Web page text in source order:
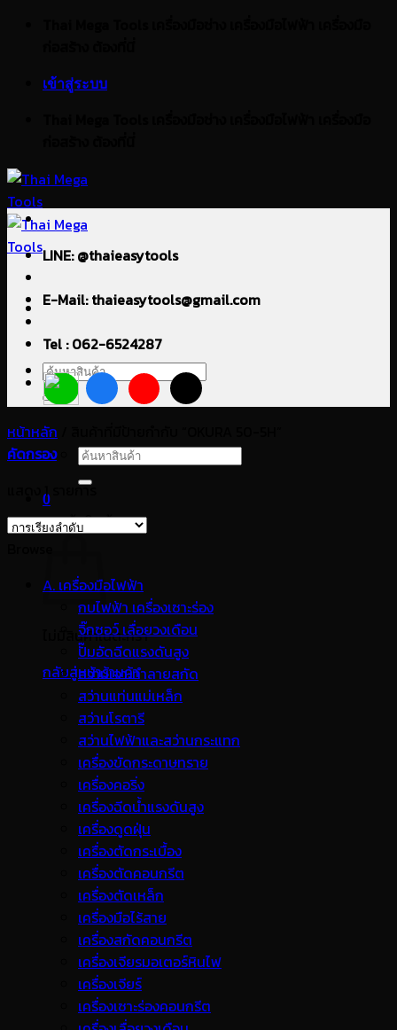
เข้าสู่ระบบ
ค้นหา:
ค้นหา:
0
ตะกร้าสินค้า
ไม่มีสินค้าในตะกร้า
กลับสู่หน้าร้านค้า
LINE: @thaieasytools
E-Mail: thaieasytools@gmail.com
Tel : 062-6524287
หน้าหลัก
คัดกรอง
แสดง 1 รายการ
A. เครื่องมือไฟฟ้า
กบไฟฟ้า เครื่องเซาะร่อง
จิ๊กซอว์ เลื่อยวงเดือน
ปั๊มอัดฉีดแรงดันสูง
สว่านเจาะทำลายสกัด
สว่านแท่นแม่เหล็ก
สว่านโรตารี
สว่านไฟฟ้าและสว่านกระแทก
เครื่องขัดกระดาษทราย
เครื่องคอริ่ง
เครื่องฉีดน้ำแรงดันสูง
เครื่องดูดฝุ่น
เครื่องตัดกระเบื้อง
เครื่องตัดคอนกรีต
เครื่องตัดเหล็ก
เครื่องมือไร้สาย
เครื่องสกัดคอนกรีต
เครื่องเจียรมอเตอร์หินไฟ
เครื่องเจียร์
เครื่องเซาะร่องคอนกรีต